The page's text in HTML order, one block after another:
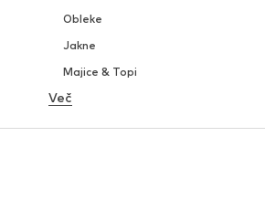
Obleke
Jakne
Majice & Topi
Perilo
Bluze & Tunike
Več